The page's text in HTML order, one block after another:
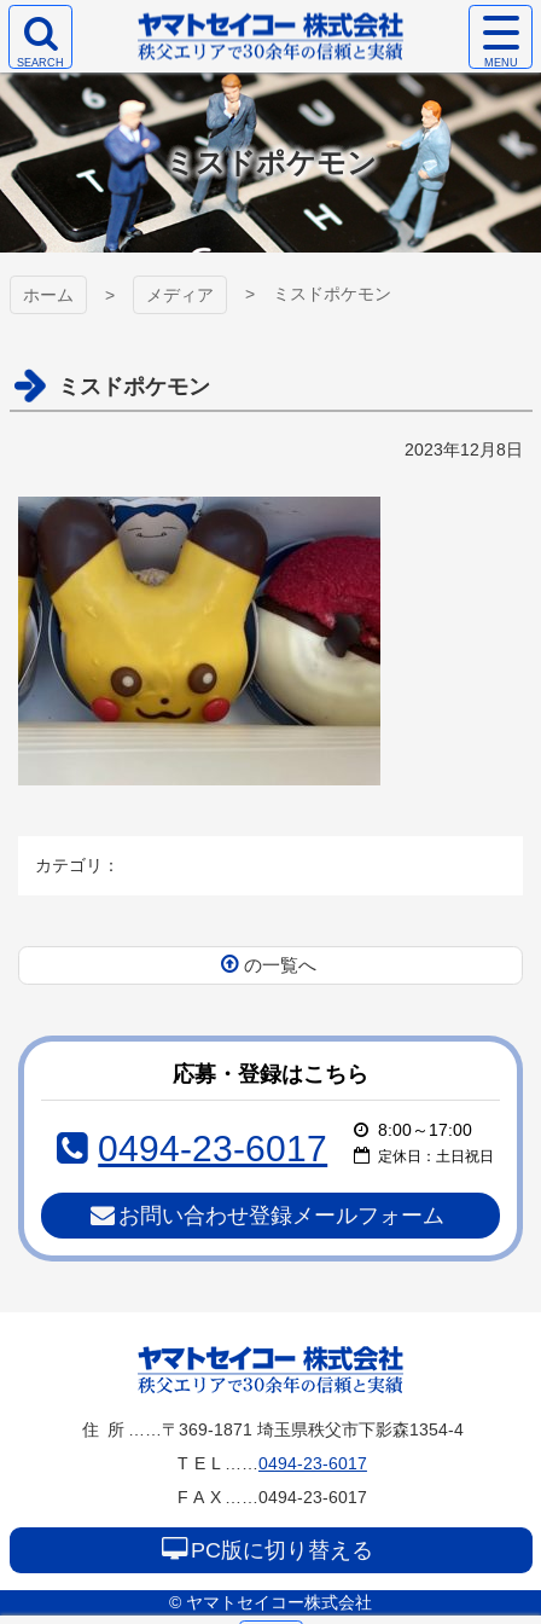
コ
テ
ン
ツ
本
文
へ
ス
ミスドポケモン
ホーム メディア ミスドポケモン
ミスドポケモン
2023年12月8日
カテゴリ：
の一覧へ
テ
ン
へ
ジ
の
応募・登録はこちら
0494-23-6017 8:00～17:00
定休日：土日祝日
お問い合わせ登録メールフォーム
ヤマトセイコー
株式会社
住所……〒369-1871 埼玉県秩父市下影森1354-4
TEL……0494-23-6017
FAX……0494-23-6017
PC版に切り替える
© ヤマトセイコー株式会社
ヤマトセイコー
株式会社
検
エ
リ
ア
を
開
く
サ
イ
ト
メ
ニ
ュ
ー
を
開
く